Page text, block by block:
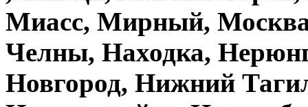
Миасс, Мирный,
Челны, Находка,
Новгород, Нижний